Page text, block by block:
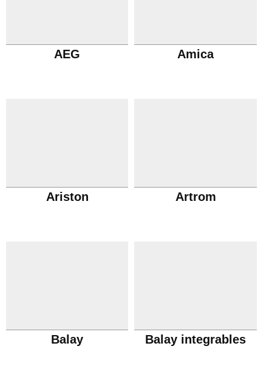
AEG Amica
Ariston Artrom
Balay Balay integrables